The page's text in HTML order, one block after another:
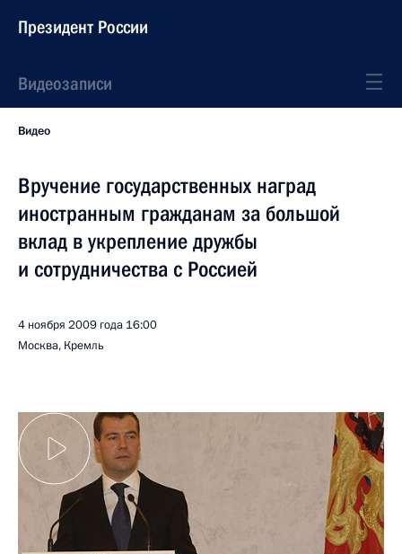
Президент России
Видеозаписи
Видео
Вручение государственных наград
иностранным гражданам за большой
вклад в укрепление дружбы
и сотрудничества с Россией
4 ноября 2009 года 16:00
Москва, Кремль